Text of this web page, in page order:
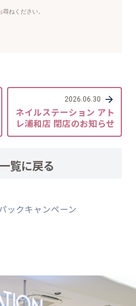
ねください。
覧に戻る
ネイルステーション アト
レ浦和店 閉店のお知らせ
2026.06.30
ックキャンペーン